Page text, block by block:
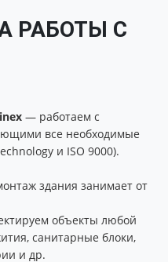
РАБОТЫ С
— работаем с
все необходимые
и ISO 9000).
здания занимает от
объекты любой
санитарные блоки,
и др.